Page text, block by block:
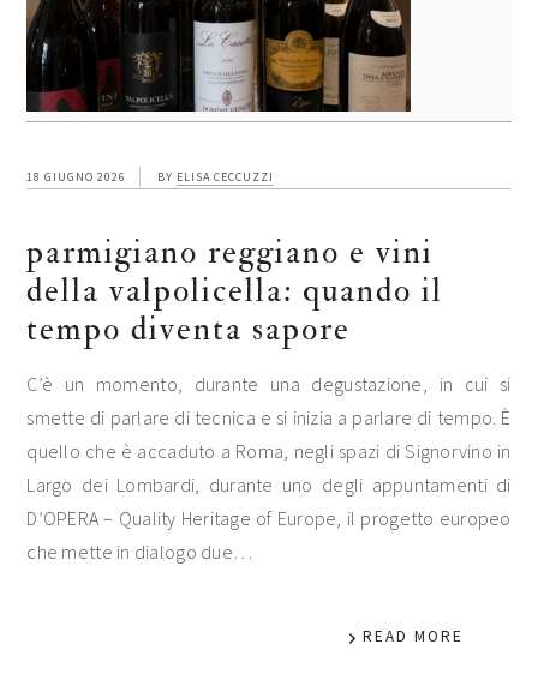
18 GIUGNO 2026 BY ELISA CECCUZZI
parmigiano reggiano e vini
della valpolicella: quando il
tempo diventa sapore
C’è un momento, durante una degustazione, in cui si
smette di parlare di tecnica e si inizia a parlare di tempo. È
quello che è accaduto a Roma, negli spazi di Signorvino in
Largo dei Lombardi, durante uno degli appuntamenti di
D’OPERA – Quality Heritage of Europe, il progetto europeo
che mette in dialogo due…
READ MORE